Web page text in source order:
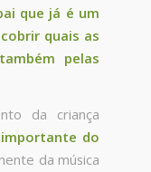
que já é um
quais as
pelas
da criança
do
da música